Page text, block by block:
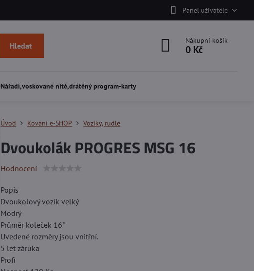
Panel uživatele
Hledat
Nákupní košík
0 Kč
Nářadí,voskované nitě,drátěný program-karty
Úvod Kování e-SHOP Vozíky, rudle
Dvoukolák PROGRES MSG 16
Hodnocení
Popis
Dvoukolový vozík velký
Modrý
Průměr koleček 16"
Uvedené rozměry jsou vnitřní.
5 let záruka
Profi